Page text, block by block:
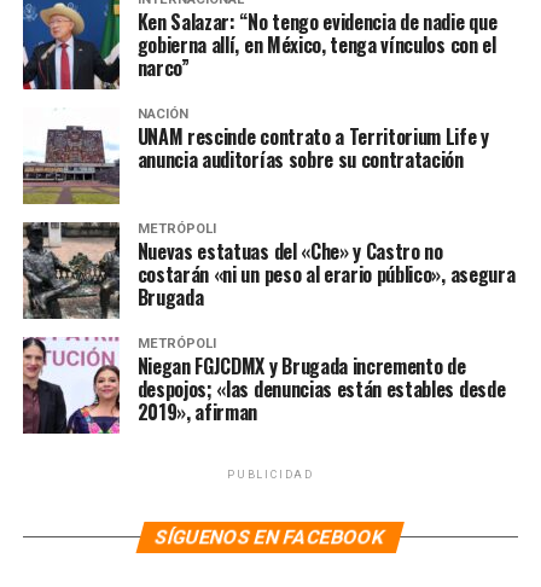
NOTAS RELACIONADAS: AMLO COVID-19
NOTICIAS
RICARDO SHEFFIELD
SIGUIENTE
Citigroup anuncia su salida de los negocios de banca de
consumo y empresarial
NO TE PIERDAS
Tras críticas por burlarse del contagio de AMLO, Chumel
Torres borra tuit
Ken Salazar: “No tengo evidencia de nadie que
gobierna allí, en México, tenga vínculos con el
narco”
NACIÓN
UNAM rescinde contrato a Territorium Life y
anuncia auditorías sobre su contratación
METRÓPOLI
Nuevas estatuas del «Che» y Castro no
costarán «ni un peso al erario público», asegura
Brugada
METRÓPOLI
Niegan FGJCDMX y Brugada incremento de
despojos; «las denuncias están estables desde
2019», afirman
PUBLICIDAD
SÍGUENOS EN FACEBOOK